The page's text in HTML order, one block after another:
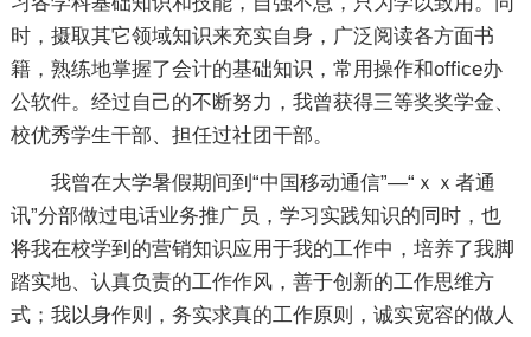
时，摄取其它领域知识来充实自身，广泛阅读各方面书
籍，熟练地掌握了会计的基础知识，常用操作和office办
公软件。经过自己的不断努力，我曾获得三等奖奖学金、
校优秀学生干部、担任过社团干部。
我曾在大学暑假期间到“中国移动通信”—“ｘｘ者通
讯”分部做过电话业务推广员，学习实践知识的同时，也
将我在校学到的营销知识应用于我的工作中，培养了我脚
踏实地、认真负责的工作作风，善于创新的工作思维方
式；我以身作则，务实求真的工作原则，诚实宽容的做人